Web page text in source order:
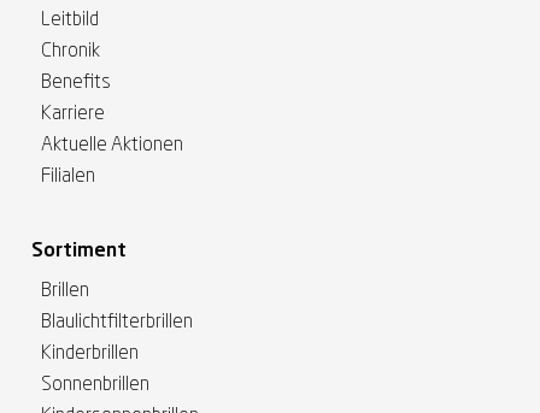
Leitbild
Chronik
Benefits
Karriere
Aktuelle Aktionen
Filialen
Sortiment
Brillen
Blaulichtfilterbrillen
Kinderbrillen
Sonnenbrillen